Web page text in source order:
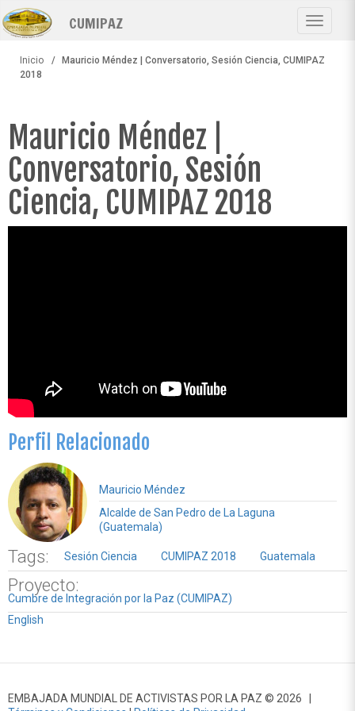
Pasar
al
contenido
Toggle
CUMIPAZ
Inicio
Mauricio Méndez | Conversatorio, Sesión Ciencia, CUMIPAZ
2018
Mauricio Méndez |
Conversatorio, Sesión
Ciencia, CUMIPAZ 2018
Perfil Relacionado
Mauricio Méndez
Alcalde de San Pedro de La Laguna
(Guatemala)
Tags: Sesión Ciencia CUMIPAZ 2018 Guatemala
Proyecto:
Cumbre de Integración por la Paz (CUMIPAZ)
English
EMBAJADA MUNDIAL DE ACTIVISTAS POR LA PAZ © 2026 |